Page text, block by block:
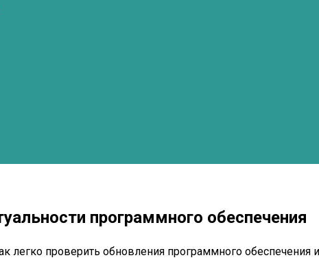
программного обеспечения
легко проверить обновления программного